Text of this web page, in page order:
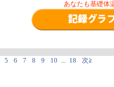
あなたも基礎体
5 6 7 8 9 10 ... 18 次≧